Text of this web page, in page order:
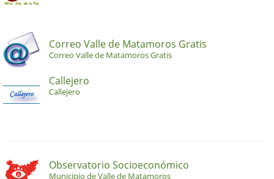
Correo Valle de Matamoros Gratis
Correo Valle de Matamoros Gratis
Callejero
Callejero
Observatorio Socioeconómico
Municipio de Valle de Matamoros